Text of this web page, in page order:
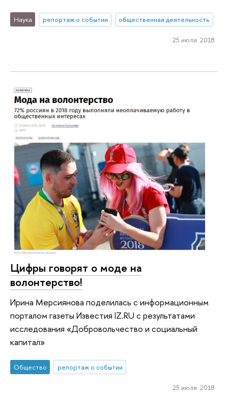
Наука репортаж о событии общественная деятельность
25 июля 2018
Цифры говорят о моде на
волонтерство!
Ирина Мерсиянова поделилась с информационным
порталом газеты Известия IZ.RU с результатами
исследования «Добровольчество и социальный
капитал»
Общество репортаж о событии
25 июля 2018